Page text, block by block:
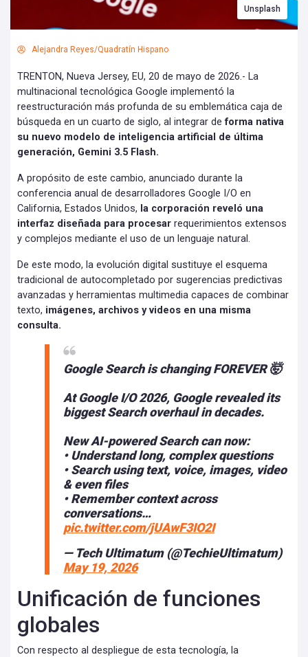
Unsplash
Alejandra Reyes/Quadratín Hispano
TRENTON, Nueva Jersey, EU, 20 de mayo de 2026.- La
multinacional tecnológica Google implementó la
reestructuración más profunda de su emblemática caja de
búsqueda en un cuarto de siglo, al integrar deforma nativa
su nuevo modelo de inteligencia artificial de última
generación, Gemini 3.5 Flash.
A propósito de este cambio, anunciado durante la
conferencia anual de desarrolladores Google I/O en
California, Estados Unidos, la corporación reveló una
interfaz diseñada para procesar requerimientos extensos
y complejos mediante el uso de un lenguaje natural.
De este modo, la evolución digital sustituye el esquema
tradicional de autocompletado por sugerencias predictivas
avanzadas y herramientas multimedia capaces de combinar
texto, imágenes, archivos y videos en una misma
consulta.
Google Search is changing FOREVER 🤯
At Google I/O 2026, Google revealed its
biggest Search overhaul in decades.
New AI-powered Search can now:
• Understand long, complex questions
• Search using text, voice, images, video
& even files
• Remember context across
conversations…
pic.twitter.com/jUAwF3IO2I
— Tech Ultimatum (@TechieUltimatum)
May 19, 2026
Unificación de funciones
globales
Con respecto al despliegue de esta tecnología, la